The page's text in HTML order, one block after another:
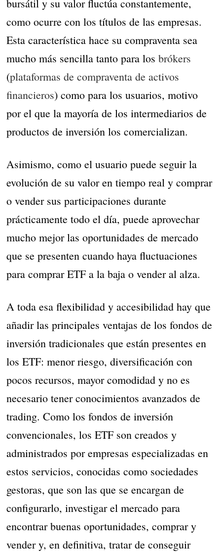
bursátil y su valor fluctúa constantemente,
como ocurre con los títulos de las empresas.
Esta característica hace su compraventa sea
mucho más sencilla tanto para losbrókers
(plataformas de compraventa de activos
financieros) como para los usuarios, motivo
por el que la mayoría de los intermediarios de
productos de inversión los comercializan.
Asimismo, como el usuario puede seguir la
evolución de su valor en tiempo real y comprar
o vender sus participaciones durante
prácticamente todo el día, puede aprovechar
mucho mejor las oportunidades de mercado
que se presenten cuando haya fluctuaciones
para comprar ETF a la baja o vender al alza.
A toda esa flexibilidad y accesibilidad hay que
añadir las principales ventajas de los fondos de
inversión tradicionales que están presentes en
los ETF: menor riesgo, diversificación con
pocos recursos, mayor comodidad y no es
necesario tener conocimientos avanzados de
trading. Como los fondos de inversión
convencionales, los ETF son creados y
administrados por empresas especializadas en
estos servicios, conocidas como sociedades
gestoras, que son las que se encargan de
configurarlo, investigar el mercado para
encontrar buenas oportunidades, comprar y
vender y, en definitiva, tratar de conseguir